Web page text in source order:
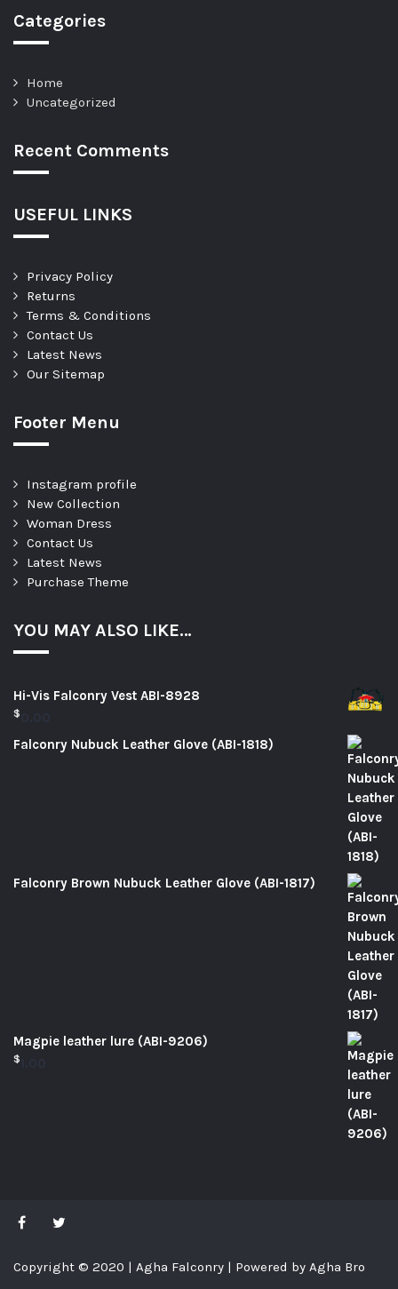
Categories
Home
Uncategorized
Recent Comments
USEFUL LINKS
Privacy Policy
Returns
Terms & Conditions
Contact Us
Latest News
Our Sitemap
Footer Menu
Instagram profile
New Collection
Woman Dress
Contact Us
Latest News
Purchase Theme
YOU MAY ALSO LIKE…
Hi-Vis Falconry Vest ABI-8928
$
Falconry Nubuck Leather Glove (ABI-1818)
Falconry Brown Nubuck Leather Glove (ABI-1817)
Magpie leather lure (ABI-9206)
$
Copyright © 2020 | Agha Falconry | Powered by Agha Bro